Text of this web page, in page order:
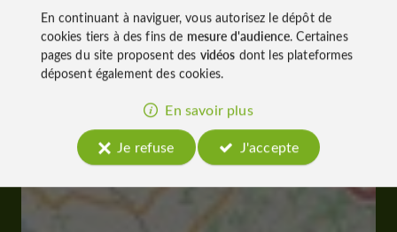
En continuant à naviguer, vous autorisez le dépôt de
cookies tiers à des fins de mesure d'audience. Certaines
pages du site proposent des vidéos dont les plateformes
déposent également des cookies.
En savoir plus
Je refuse
J'accepte